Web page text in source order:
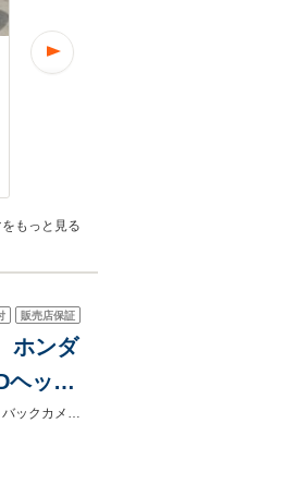
ホンダ
もっと見る
販売店保証
ホンダ
ッド
イ